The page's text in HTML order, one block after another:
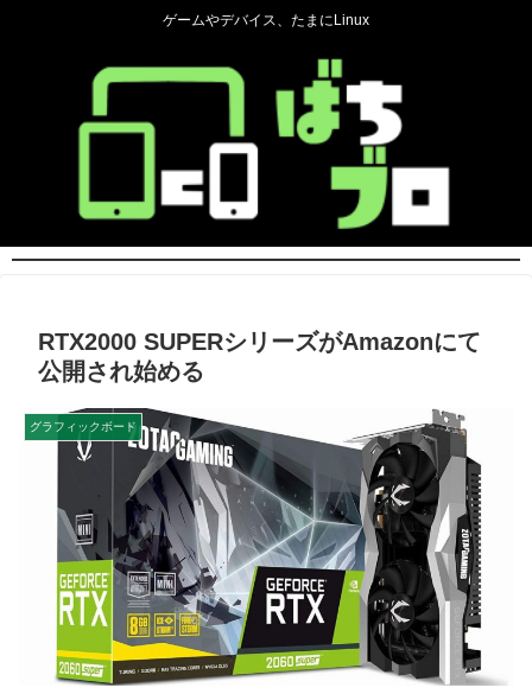
ゲームやデバイス、たまにLinux
RTX2000 SUPERシリーズがAmazonにて
公開され始める
グラフィックボード